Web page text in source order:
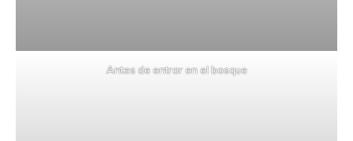
Antes de entrar en el bosque